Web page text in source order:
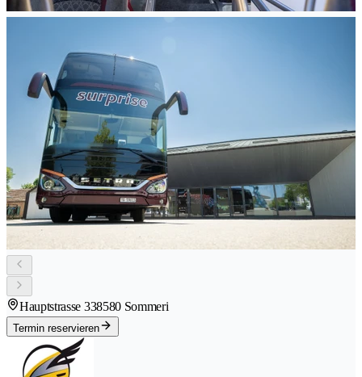
Hauptstrasse 338580 Sommeri
Termin reservieren